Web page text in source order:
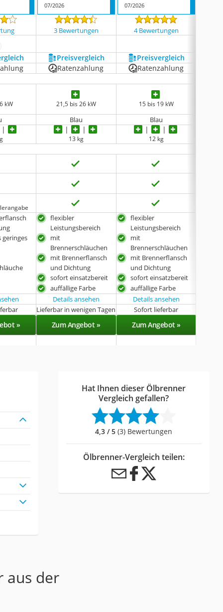
07/2026
07/2026
3 Bewertungen 4 Bewertungen
Preis­vergleich Preis­vergleich
Ratenzahlung Ratenzahlung
kW 21,5 bis 26 kW 15 bis 19 kW
Blau Blau
13 kg 12 kg
geringes
flexibler
Leistungsbereich
mit
Brennerschläuchen
mit Brennerflansch
und Dichtung
sofort einsatzbereit
auffällige Farbe
flexibler
Leistungsbereich
mit
Brennerschläuchen
mit Brennerflansch
und Dichtung
sofort einsatzbereit
auffällige Farbe
Details ansehen Details ansehen
Lieferbar in wenigen Tagen Sofort lieferbar
» Zum Angebot » Zum Angebot »
Hat Ihnen dieser Ölbrenner
Vergleich gefallen?
4,3 / 5 (3) Bewertungen
Ölbrenner-Vergleich teilen:
aus der